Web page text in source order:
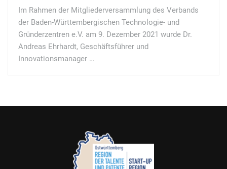
Im Rahmen der Mitgliederversammlung des Verbands
der Baden-Württembergischen Technologie- und
Gründerzentren e.V. am 9. Dezember 2021 wurde Dr.
Andreas Ehrhardt, Geschäftsführer und
Innovationsmanager …